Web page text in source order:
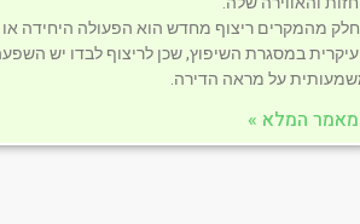
מהמקרים ריצוף מחדש הוא הפעולה היחידה או
במסגרת השיפוץ, שכן לריצוף לבדו יש
על מראה הדירה.
המלא »